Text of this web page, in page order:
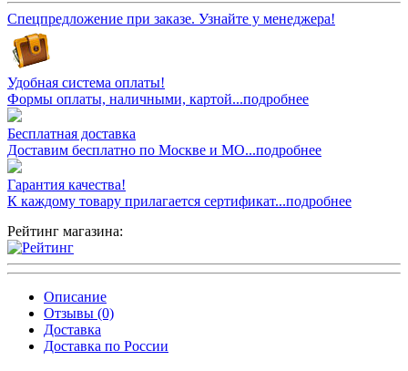
Спецпредложение при заказе. Узнайте у менеджера!
Удобная система оплаты!
Формы оплаты, наличными, картой...подробнее
Бесплатная доставка
Доставим бесплатно по Москве и МО...подробнее
Гарантия качества!
К каждому товару прилагается сертификат...подробнее
Рейтинг магазина:
Описание
Отзывы (0)
Доставка
Доставка по России